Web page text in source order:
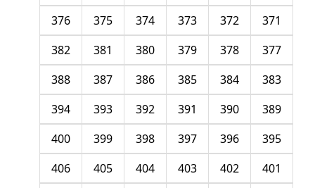
371
372
373
374
375
376
377
378
379
380
381
382
383
384
385
386
387
388
389
390
391
392
393
394
395
396
397
398
399
400
401
402
403
404
405
406